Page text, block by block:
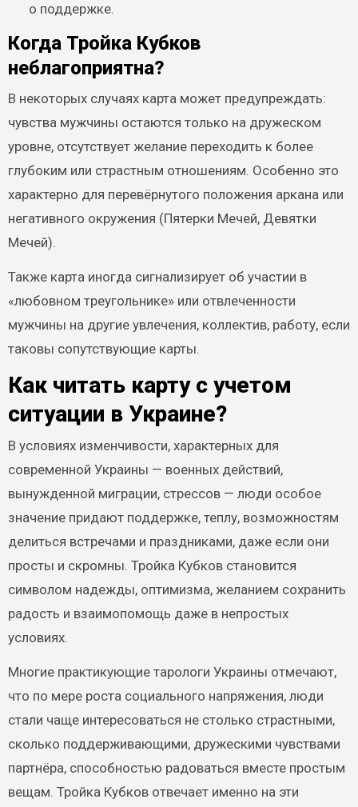
о поддержке.
Когда Тройка Кубков
неблагоприятна?
В некоторых случаях карта может предупреждать:
чувства мужчины остаются только на дружеском
уровне, отсутствует желание переходить к более
глубоким или страстным отношениям. Особенно это
характерно для перевёрнутого положения аркана или
негативного окружения (Пятерки Мечей, Девятки
Мечей).
Также карта иногда сигнализирует об участии в
«любовном треугольнике» или отвлеченности
мужчины на другие увлечения, коллектив, работу, если
таковы сопутствующие карты.
Как читать карту с учетом
ситуации в Украине?
В условиях изменчивости, характерных для
современной Украины — военных действий,
вынужденной миграции, стрессов — люди особое
значение придают поддержке, теплу, возможностям
делиться встречами и праздниками, даже если они
просты и скромны. Тройка Кубков становится
символом надежды, оптимизма, желанием сохранить
радость и взаимопомощь даже в непростых
условиях.
Многие практикующие тарологи Украины отмечают,
что по мере роста социального напряжения, люди
стали чаще интересоваться не столько страстными,
сколько поддерживающими, дружескими чувствами
партнёра, способностью радоваться вместе простым
вещам. Тройка Кубков отвечает именно на эти